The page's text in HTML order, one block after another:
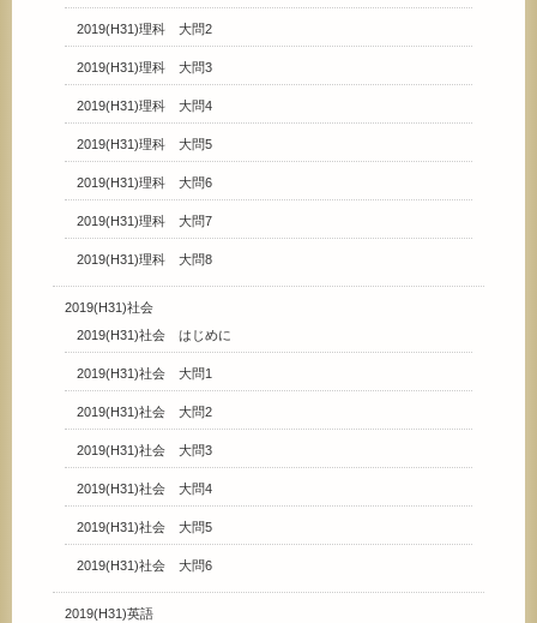
2019(H31)理科 大問2
2019(H31)理科 大問3
2019(H31)理科 大問4
2019(H31)理科 大問5
2019(H31)理科 大問6
2019(H31)理科 大問7
2019(H31)理科 大問8
2019(H31)社会
2019(H31)社会 はじめに
2019(H31)社会 大問1
2019(H31)社会 大問2
2019(H31)社会 大問3
2019(H31)社会 大問4
2019(H31)社会 大問5
2019(H31)社会 大問6
2019(H31)英語